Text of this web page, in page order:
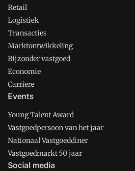
Retail
Logistiek
Transacties
Marktontwikkeling
Bijzonder vastgoed
Economie
Carriere
Events
Young Talent Award
Vastgoedpersoon van het jaar
Nationaal Vastgoeddiner
Vastgoedmarkt 50 jaar
Social media